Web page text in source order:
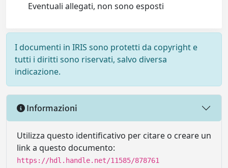
Eventuali allegati, non sono esposti
I documenti in IRIS sono protetti da copyright e
tutti i diritti sono riservati, salvo diversa
indicazione.
Informazioni
Utilizza questo identificativo per citare o creare un
link a questo documento:
https://hdl.handle.net/11585/878761